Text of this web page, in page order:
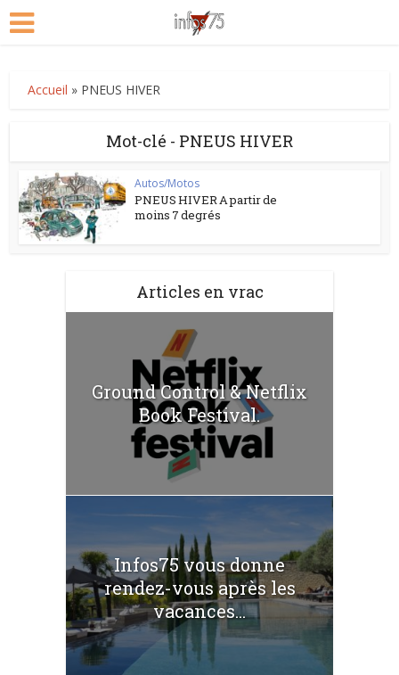
Accueil » PNEUS HIVER
Mot-clé - PNEUS HIVER
Autos/Motos
PNEUS HIVER A partir de
moins 7 degrés
Articles en vrac
Ground Control & Netflix
Book Festival.
Infos75 vous donne
rendez-vous après les
vacances...